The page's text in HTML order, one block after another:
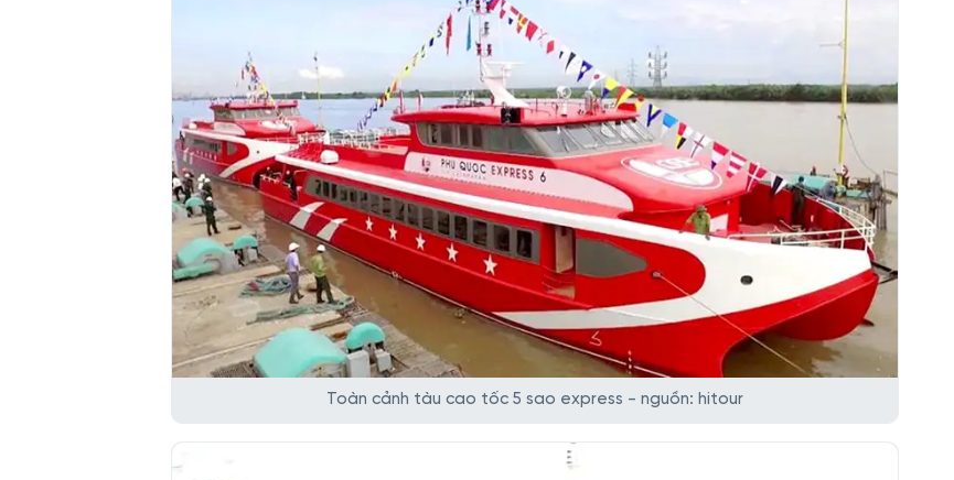
Toàn cảnh tàu cao tốc 5 sao express - nguồn: hitour